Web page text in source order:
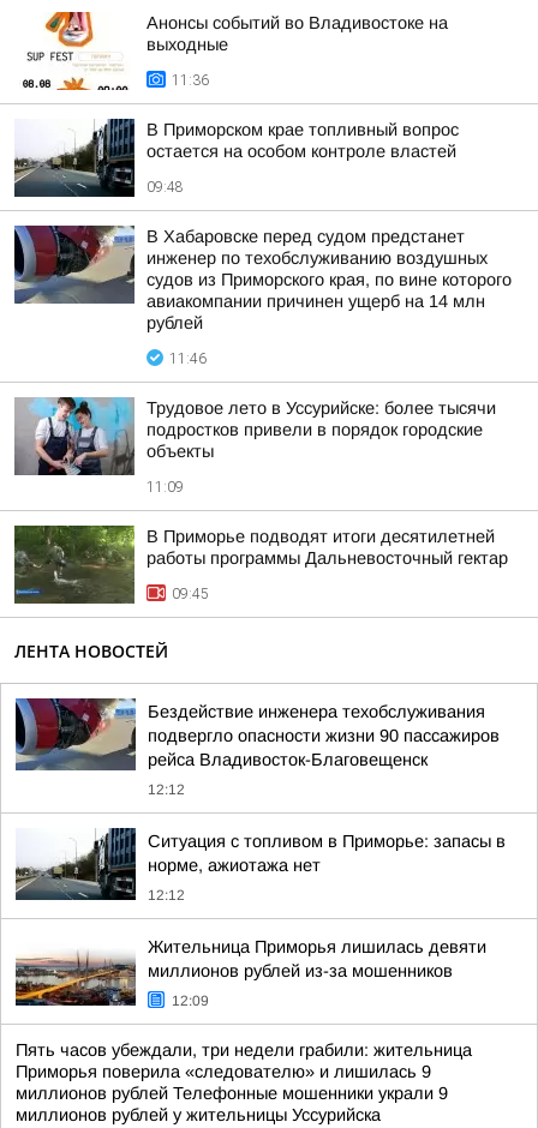
Анонсы событий во Владивостоке на
выходные
11:36
В Приморском крае топливный вопрос
остается на особом контроле властей
09:48
В Хабаровске перед судом предстанет
инженер по техобслуживанию воздушных
судов из Приморского края, по вине которого
авиакомпании причинен ущерб на 14 млн
рублей
11:46
Трудовое лето в Уссурийске: более тысячи
подростков привели в порядок городские
объекты
11:09
В Приморье подводят итоги десятилетней
работы программы Дальневосточный гектар
09:45
ЛЕНТА НОВОСТЕЙ
Бездействие инженера техобслуживания
подвергло опасности жизни 90 пассажиров
рейса Владивосток-Благовещенск
12:12
Ситуация с топливом в Приморье: запасы в
норме, ажиотажа нет
12:12
Жительница Приморья лишилась девяти
миллионов рублей из-за мошенников
12:09
Пять часов убеждали, три недели грабили: жительница
Приморья поверила «следователю» и лишилась 9
миллионов рублей Телефонные мошенники украли 9
миллионов рублей у жительницы Уссурийска